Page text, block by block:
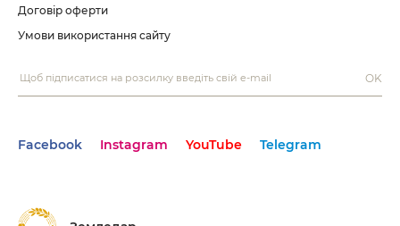
Договір оферти
Умови використання сайту
OK
Facebook Instagram YouTube Telegram